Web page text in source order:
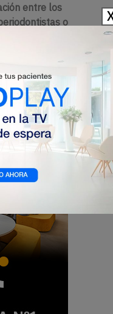
entre los
o
eje para que el
áreas. “El paciente
como equipo;
saber
una rehabilitación
planificación